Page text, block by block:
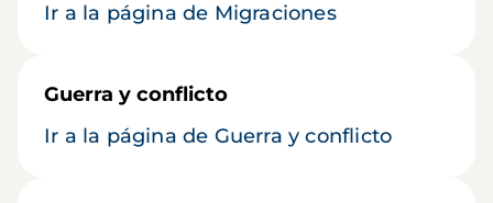
Ir a la página de Migraciones
Guerra y conflicto
Ir a la página de Guerra y conflicto